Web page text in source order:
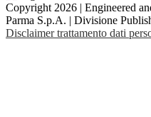
Copyright 2026 | Engineered
Parma S.p.A. | Divisione
Disclaimer trattamento dati